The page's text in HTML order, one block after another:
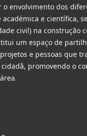
o envolvimento dos
académica e científica,
civil) na construção
um espaço de
e pessoas que
promovendo o